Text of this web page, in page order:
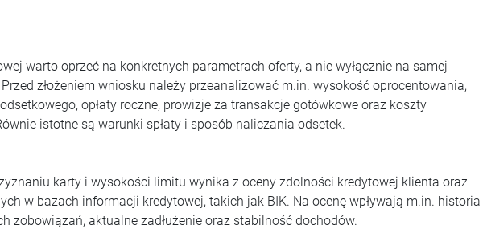
warto oprzeć na konkretnych parametrach oferty, a nie wyłącznie na samej
złożeniem wniosku należy przeanalizować m.in. wysokość oprocentowania,
opłaty roczne, prowizje za transakcje gotówkowe oraz koszty
istotne są warunki spłaty i sposób naliczania odsetek.
karty i wysokości limitu wynika z oceny zdolności kredytowej klienta oraz
w bazach informacji kredytowej, takich jak BIK. Na ocenę wpływają m.in. historia
zobowiązań, aktualne zadłużenie oraz stabilność dochodów.